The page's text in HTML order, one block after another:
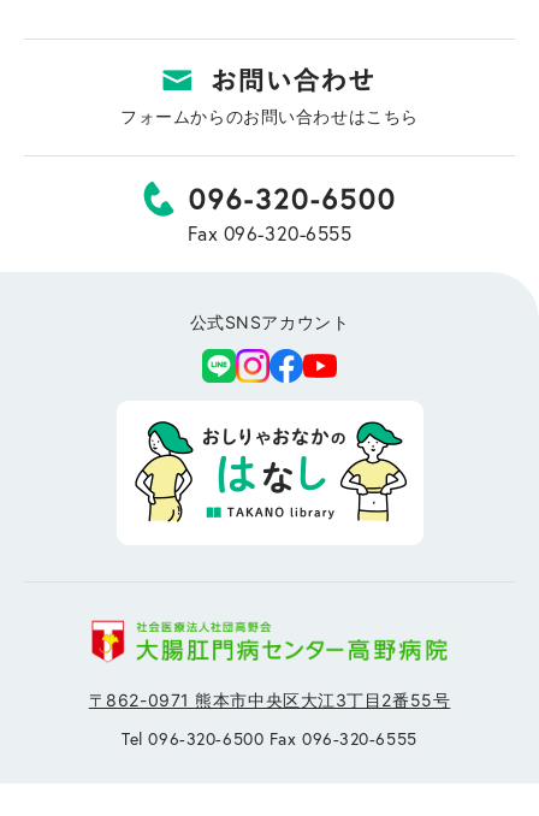
フォームからのお問い合わせはこちら
Fax 096-320-6555
公式SNSアカウント
〒862-0971 熊本市中央区大江3丁目2番55号
Tel 096-320-6500 Fax 096-320-6555